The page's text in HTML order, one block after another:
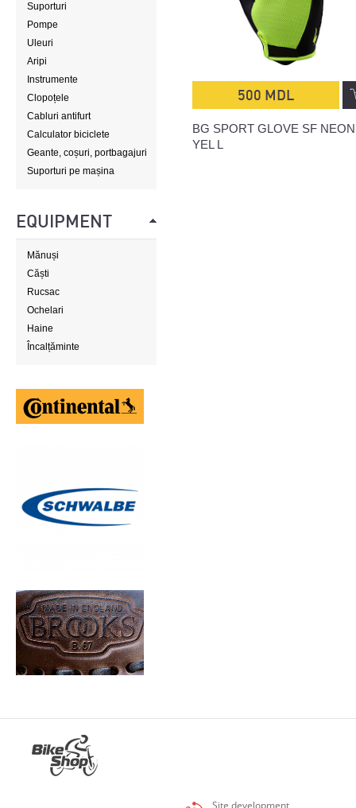
Suporturi
Pompe
Uleuri
Aripi
Instrumente
Clopoțele
Cabluri antifurt
Calculator biciclete
Geante, coșuri, portbagajuri
Suporturi pe mașina
EQUIPMENT
Mănuși
Căști
Rucsac
Ochelari
Haine
Încalțăminte
500 MDL
BG SPORT GLOVE SF NEON
YEL L
Site development